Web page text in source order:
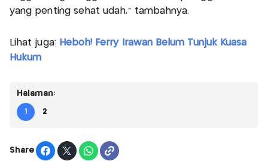
yang penting sehat udah," tambahnya.
Lihat juga: Heboh! Ferry Irawan Belum Tunjuk Kuasa
Hukum
Halaman:
1 2
Share